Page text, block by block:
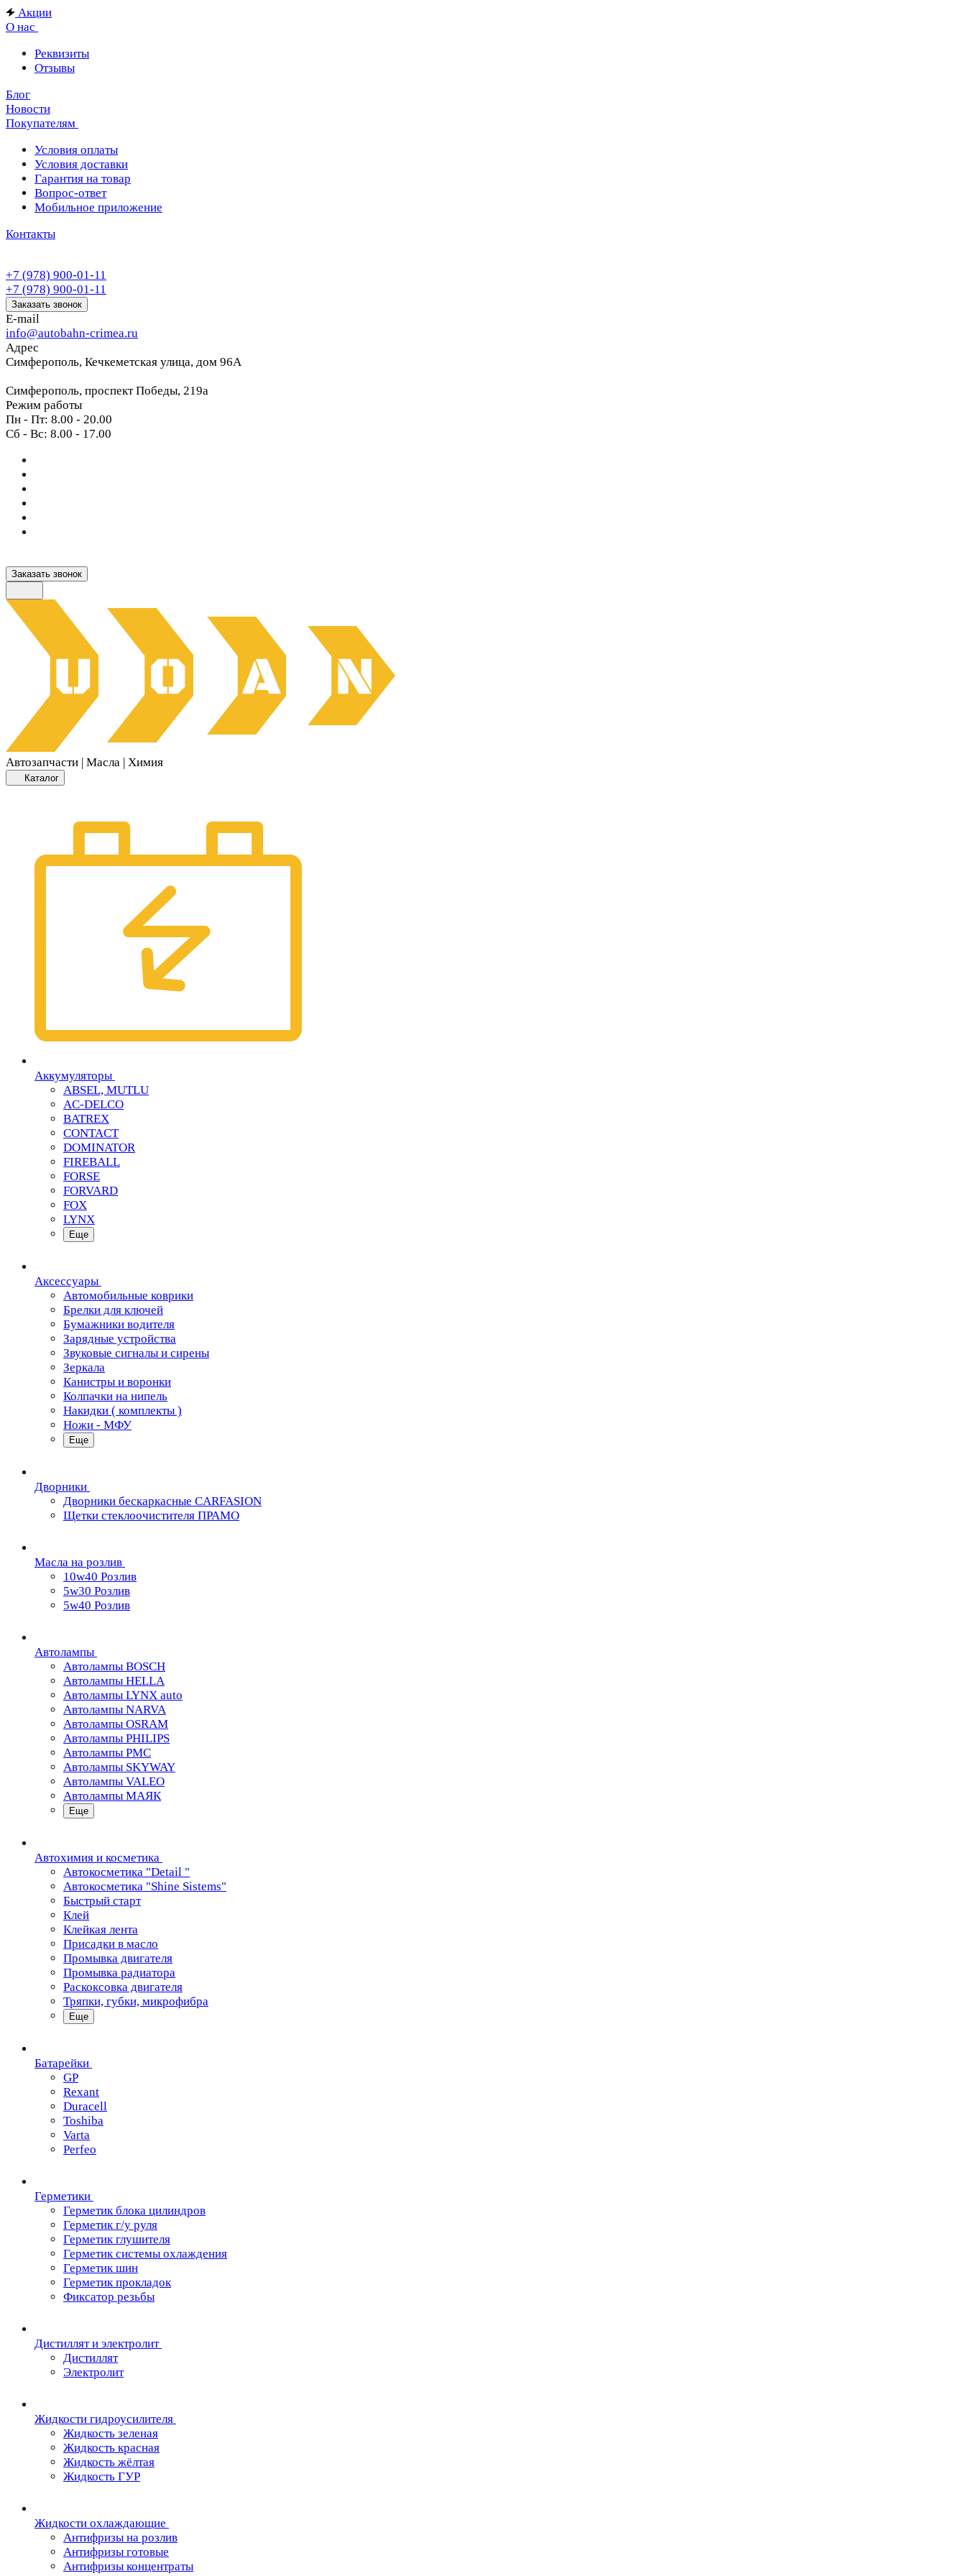
Акции
О нас
Реквизиты
Отзывы
Блог
Новости
Покупателям
Условия оплаты
Условия доставки
Гарантия на товар
Вопрос-ответ
Мобильное приложение
Контакты
+7 (978) 900-01-11
+7 (978) 900-01-11
Заказать звонок
E-mail
info@autobahn-crimea.ru
Адрес
Симферополь, Кечкеметская улица, дом 96А
Симферополь, проспект Победы, 219а
Режим работы
Пн - Пт: 8.00 - 20.00
Сб - Вс: 8.00 - 17.00
Заказать звонок
Автозапчасти | Масла | Химия
Каталог
Аккумуляторы
ABSEL, MUTLU
AC-DELCO
BATREX
CONTACT
DOMINATOR
FIREBALL
FORSE
FORVARD
FOX
LYNX
Еще
Аксессуары
Автомобильные коврики
Брелки для ключей
Бумажники водителя
Зарядные устройства
Звуковые сигналы и сирены
Зеркала
Канистры и воронки
Колпачки на нипель
Накидки ( комплекты )
Ножи - МФУ
Еще
Дворники
Дворники бескаркасные CARFASION
Щетки стеклоочистителя ПРАМО
Масла на розлив
10w40 Розлив
5w30 Розлив
5w40 Розлив
Автолампы
Автолампы BOSCH
Автолампы HELLA
Автолампы LYNX auto
Автолампы NARVA
Автолампы OSRAM
Автолампы PHILIPS
Автолампы PMC
Автолампы SKYWAY
Автолампы VALEO
Автолампы МАЯК
Еще
Автохимия и косметика
Автокосметика "Detail "
Автокосметика "Shine Sistems"
Быстрый старт
Клей
Клейкая лента
Присадки в масло
Промывка двигателя
Промывка радиатора
Раскоксовка двигателя
Тряпки, губки, микрофибра
Еще
Батарейки
GP
Rexant
Duracell
Toshiba
Varta
Perfeo
Герметики
Герметик блока цилиндров
Герметик г/у руля
Герметик глушителя
Герметик системы охлаждения
Герметик шин
Герметик прокладок
Фиксатор резьбы
Дистиллят и электролит
Дистиллят
Электролит
Жидкости гидроусилителя
Жидкость зеленая
Жидкость красная
Жидкость жёлтая
Жидкость ГУР
Жидкости охлаждающие
Антифризы на розлив
Антифризы готовые
Антифризы концентраты